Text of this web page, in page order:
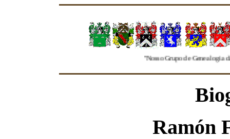
"Nosso Grupo de Genealogia da Familia
Ramón